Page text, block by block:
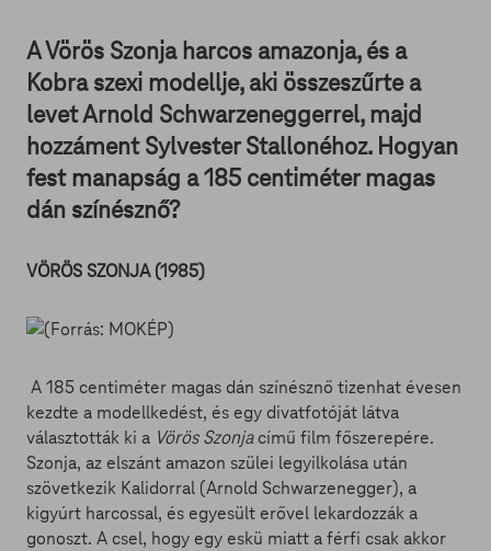
A Vörös Szonja harcos amazonja, és a
Kobra szexi modellje, aki összeszűrte a
levet Arnold Schwarzeneggerrel, majd
hozzáment Sylvester Stallonéhoz. Hogyan
fest manapság a 185 centiméter magas
dán színésznő?
VÖRÖS SZONJA (1985)
A 185 centiméter magas dán színésznő tizenhat évesen
kezdte a modellkedést, és egy divatfotóját látva
választották ki a Vörös Szonjacímű film főszerepére.
Szonja, az elszánt amazon szülei legyilkolása után
szövetkezik Kalidorral (Arnold Schwarzenegger), a
kigyúrt harcossal, és egyesült erővel lekardozzák a
gonoszt. A csel, hogy egy eskü miatt a férfi csak akkor